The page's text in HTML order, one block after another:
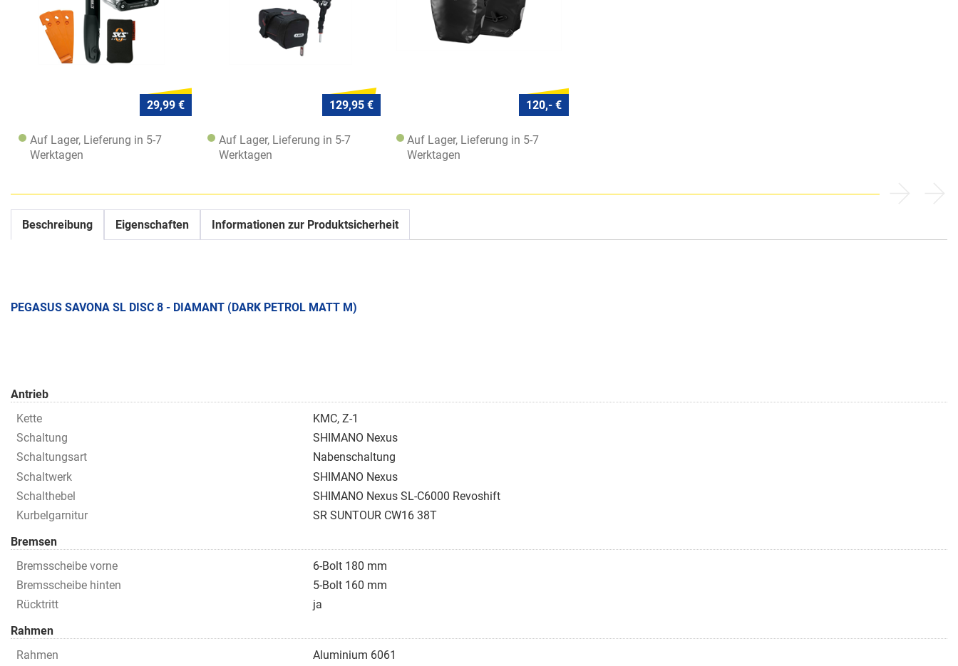
29,99 €
Auf Lager, Lieferung in 5-7
Werktagen
129,95 €
Auf Lager, Lieferung in 5-7
Werktagen
120,- €
Auf Lager, Lieferung in 5-7
Werktagen
Beschreibung Eigenschaften Informationen zur Produktsicherheit
PEGASUS SAVONA SL DISC 8 - DIAMANT (DARK PETROL MATT M)
Antrieb
Kette
KMC, Z-1
Schaltung
SHIMANO Nexus
Schaltungsart
Nabenschaltung
Schaltwerk
SHIMANO Nexus
Schalthebel
SHIMANO Nexus SL-C6000 Revoshift
Kurbelgarnitur
SR SUNTOUR CW16 38T
Bremsen
Bremsscheibe vorne
6-Bolt 180 mm
Bremsscheibe hinten
5-Bolt 160 mm
Rücktritt
ja
Rahmen
Rahmen
Aluminium 6061